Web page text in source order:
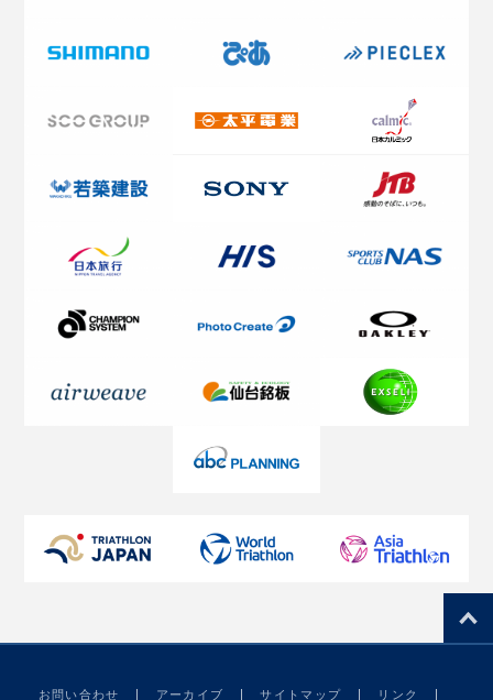
お問い合わせ アーカイブ サイトマップ リンク